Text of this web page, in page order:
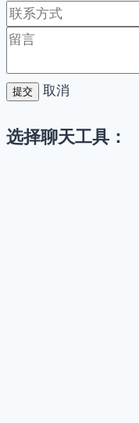
提交 取消
选择聊天工具：